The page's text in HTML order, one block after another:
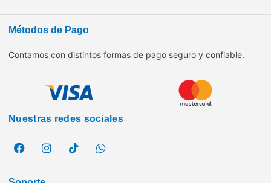
Métodos de Pago
Contamos con distintos formas de pago seguro y confiable.
Nuestras redes sociales